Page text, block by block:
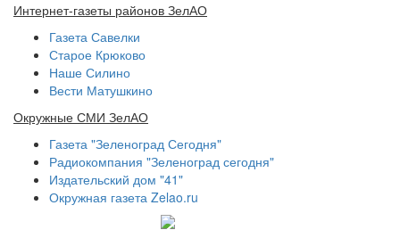
Интернет-газеты районов ЗелАО
Газета Савелки
Старое Крюково
Наше Силино
Вести Матушкино
Окружные СМИ ЗелАО
Газета "Зеленоград Сегодня"
Радиокомпания "Зеленоград сегодня"
Издательский дом "41"
Окружная газета Zelao.ru